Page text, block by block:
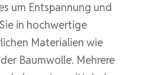
um Entspannung und
in hochwertige
Materialien wie
Baumwolle. Mehrere